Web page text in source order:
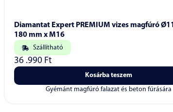
Diamantat Expert PREMIUM vizes magfúró
180 mm x M16
Szállítható
36 .990 Ft
Kosárba teszem
Gyémánt magfúró falazat és beton fúrására